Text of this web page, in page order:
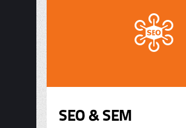
SEO & SEM